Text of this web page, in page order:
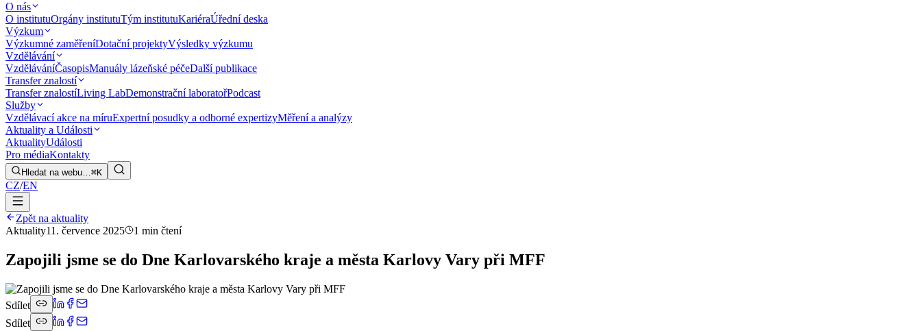
O nás
O institutuOrgány institutuTým institutuKariéraÚřední deska
Výzkum
Výzkumné zaměřeníDotační projektyVýsledky výzkumu
Vzdělávání
VzděláváníČasopisManuály lázeňské péčeDalší publikace
Transfer znalostí
Transfer znalostíLiving LabDemonstrační laboratořPodcast
Služby
Vzdělávací akce na míruExpertní posudky a odborné expertizyMěření a analýzy
Aktuality a Události
AktualityUdálosti
Pro médiaKontakty
Hledat na webu…⌘K
CZ/EN
Zpět na aktuality
Aktuality11. července 2025 1 min čtení
Zapojili jsme se do Dne Karlovarského kraje a města Karlovy Vary při MFF
Sdílet
Sdílet